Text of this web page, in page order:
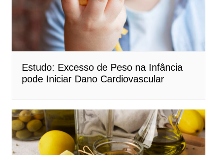
Estudo: Excesso de Peso na Infância
pode Iniciar Dano Cardiovascular